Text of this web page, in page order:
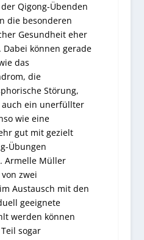
Qigong-Übenden
die besonderen
Gesundheit eher
können gerade
das
die
Störung,
auch ein unerfüllter
wie eine
gut mit gezielt
Übungen
Armelle Müller
zwei
Austausch mit den
geeignete
werden können
sogar